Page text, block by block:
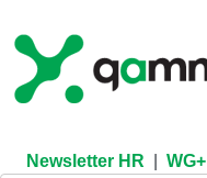
content
Newsletter HR WG+